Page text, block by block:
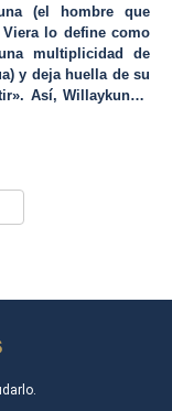
(el hombre que
lo define como
multiplicidad de
y deja huella de su
Así, Willaykunata
del testimonio
las raíces del
su estatuto teórico-